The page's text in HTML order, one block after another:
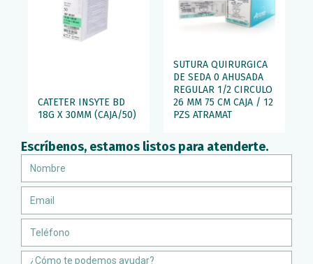
Escríbenos, estamos listos para atenderte.
Message
CATETER INSYTE BD
18G X 30MM (CAJA/50)
SUTURA QUIRURGICA
DE SEDA 0 AHUSADA
REGULAR 1/2 CIRCULO
26 MM 75 CM CAJA / 12
PZS ATRAMAT